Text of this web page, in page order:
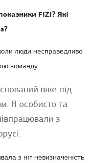
FIZI? Які
люди несправедливо
команду.
вже під
Я особисто та
з
з ніг невизначеність